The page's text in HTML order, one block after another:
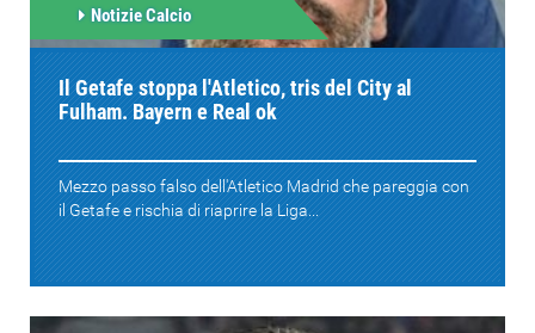
Notizie Calcio
Il Getafe stoppa l'Atletico, tris del City al
Fulham. Bayern e Real ok
Mezzo passo falso dell'Atletico Madrid che pareggia con
il Getafe e rischia di riaprire la Liga...